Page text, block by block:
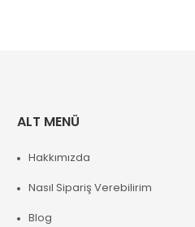
ALT MENÜ
Hakkımızda
Nasıl Sipariş Verebilirim
Blog